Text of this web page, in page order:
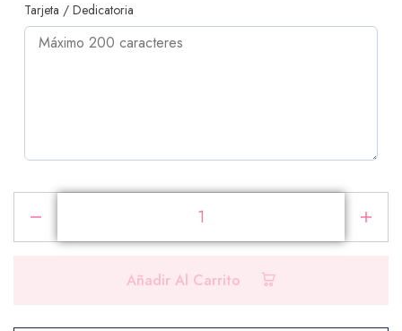
Tarjeta / Dedicatoria
PRODUCTOS ADICIONALES
Añadir Al Carrito